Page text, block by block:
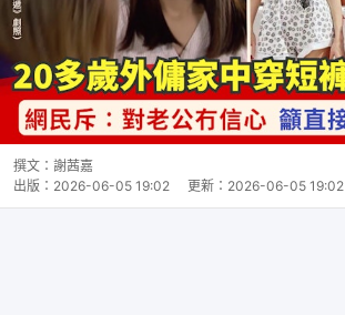
撰文： 謝茜嘉
出版： 2026-06-05 19:02 更新： 2026-06-05 19:02